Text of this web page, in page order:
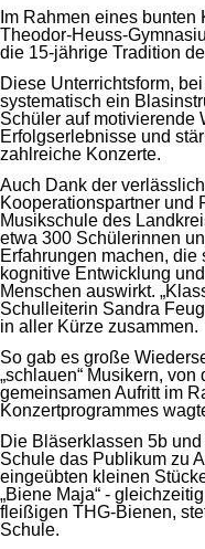
Im Rahmen eines
Theodor-Heuss-
die 15-jährige Tradition
Diese Unterrichtsform,
systematisch ein
Schüler auf motivierende
Erfolgserlebnisse und
zahlreiche Konzerte.
Auch Dank der
Kooperationspartner und
Musikschule des
etwa 300 Schülerinnen
Erfahrungen machen,
kognitive Entwicklung
Menschen auswirkt.
Schulleiterin Sandra
in aller Kürze zusammen.
So gab es große
„schlauen“ Musikern,
gemeinsamen Aufritt im
Konzertprogrammes
Die Bläserklassen 5b
Schule das Publikum zu
eingeübten kleinen
„Biene Maja“ -
fleißigen THG-Bienen,
Schule.